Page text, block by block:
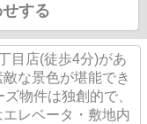
する
目店(徒歩4分)があ
な景色が堪能でき
物件は独創的で、
レベータ・敷地内